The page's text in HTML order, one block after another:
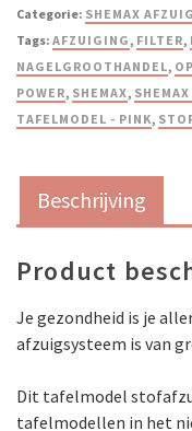
Categorie: SHEMAX
Tags: AFZUIGING, FILTER,
NAGELGROOTHANDEL,
POWER, SHEMAX,
TAFELMODEL - PINK,
Beschrijving
Product
Je gezondheid is je
afzuigsysteem is van
Dit tafelmodel
tafelmodellen in het